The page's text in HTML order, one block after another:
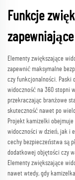
Funkcje
Elementy zwiększające
zapewnić maksymalne
czy funkcjonalności. Paski
widoczność na 360 stopni
przekraczając branżowe
skuteczność nawet po
Projekt kamizelki
widoczności w dzień, jak i
cechy bezpieczeństwa są
dodatkowej objętości czy
Elementy zwiększające
nawet wtedy, gdy